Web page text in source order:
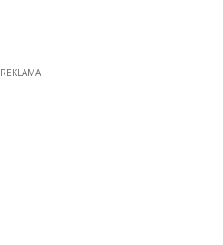
REKLAMA